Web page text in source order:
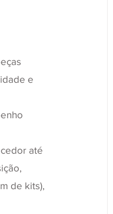
e
até
de kits),